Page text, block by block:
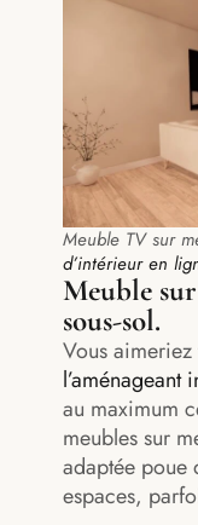
Meuble TV sur
d’intérieur en
Meuble
sous-sol.
Vous aimeriez
l’aménageant
au maximum
meubles sur
adaptée poue
espaces,